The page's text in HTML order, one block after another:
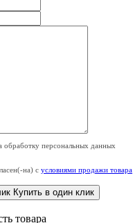
обработку персональных данных
на) с условиями продажи товара
Купить в один клик
товара